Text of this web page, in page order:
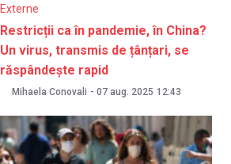
Externe
Restricții ca în pandemie, în China?
Un virus, transmis de țânțari, se
răspândește rapid
Mihaela Conovali - 07 aug. 2025 12:43